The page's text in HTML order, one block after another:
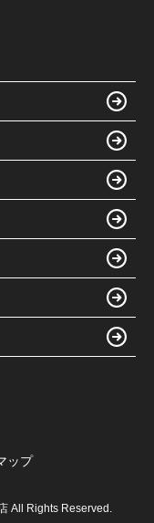
ップ
All Rights Reserved.